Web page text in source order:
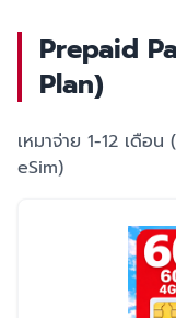
Prepaid
Plan)
เหมาจ่าย 1-12 เดือ
eSim)